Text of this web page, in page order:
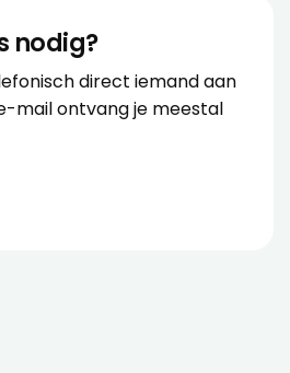
nodig?
direct iemand aan
mail ontvang je meestal